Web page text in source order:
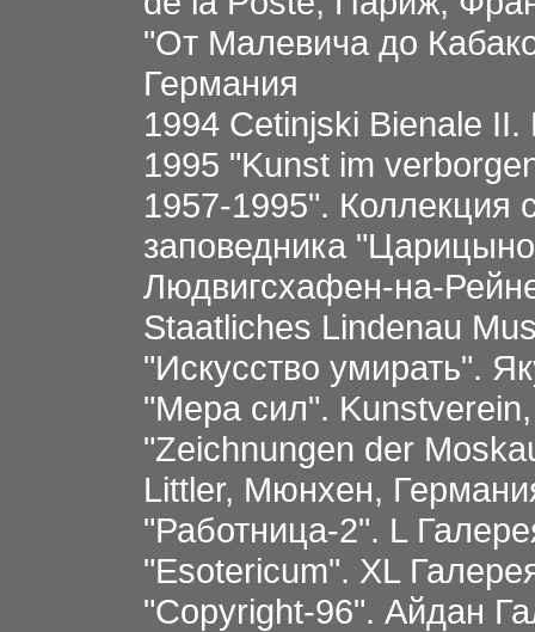
"От Малевича до
Германия
1994 Cetinjski Bienale
1995 "Kunst im
1957-1995". Коллекция
заповедника
Людвигсхафен-на-
Staatliches Lindenau
"Искусство умирать".
"Мера сил".
"Zeichnungen der
Littler, Мюнхен,
"Работница-2". L
"Esotericum". XL
"Copyright-96". Айдан